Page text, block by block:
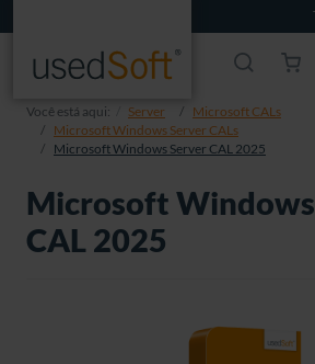
Você está aqui: Server
Microsoft CALs
Microsoft Windows Server CALs
Microsoft Windows Server CAL 2025
Microsoft
CAL 2025